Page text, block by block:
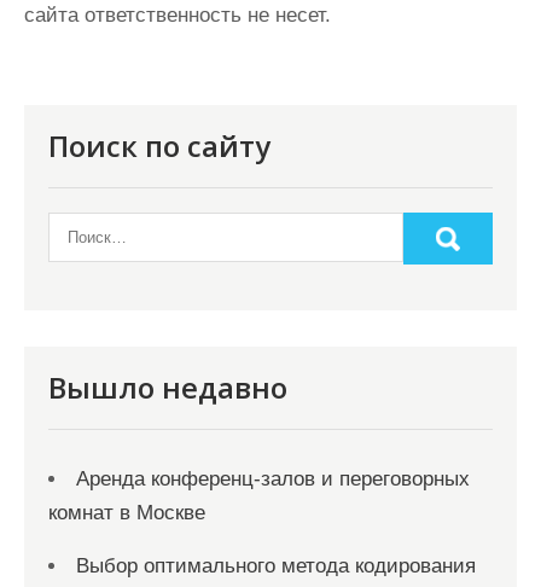
сайта ответственность не несет.
Поиск по сайту
Вышло недавно
Аренда конференц-залов и переговорных
комнат в Москве
Выбор оптимального метода кодирования